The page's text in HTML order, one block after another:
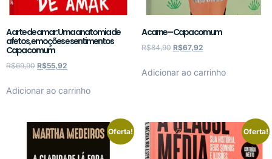
A arte de amar: Uma anatomia de
afetos, emoções e sentimentos
Capa comum
R$69,90 R$55,92
Adicionar ao carrinho
A carne – Capa comum
R$84,90 R$67,92
Adicionar ao carrinho
Oferta! Oferta!